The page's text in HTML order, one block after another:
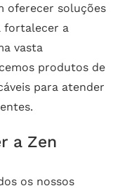
oferecer soluções
fortalecer a
vasta
produtos de
para atender
a Zen
os nossos